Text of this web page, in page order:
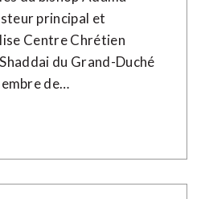
principal et
Centre Chrétien
du Grand-Duché
de…